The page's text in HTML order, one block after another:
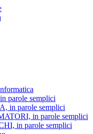
parole semplici
in parole semplici
in parole semplici
in parole semplici